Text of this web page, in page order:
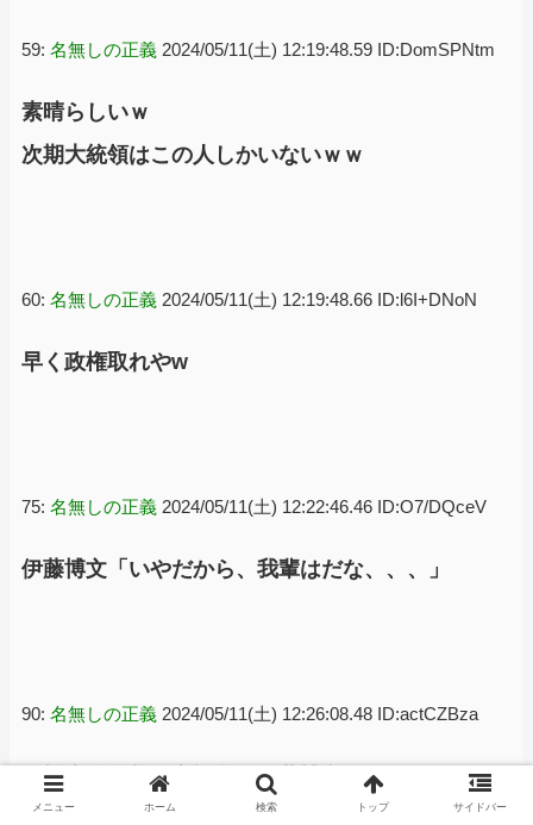
59: 名無しの正義 2024/05/11(土) 12:19:48.59 ID:DomSPNtm
素晴らしいｗ
次期大統領はこの人しかいないｗｗ
60: 名無しの正義 2024/05/11(土) 12:19:48.66 ID:l6I+DNoN
早く政権取れやw
75: 名無しの正義 2024/05/11(土) 12:22:46.46 ID:O7/DQceV
伊藤博文「いやだから、我輩はだな、、、」
90: 名無しの正義 2024/05/11(土) 12:26:08.48 ID:actCZBza
＞松本総務相の高祖父が伊藤博文
メニュー ホーム 検索 トップ サイドバー